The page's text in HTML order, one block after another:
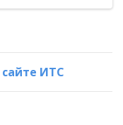
сайте ИТС